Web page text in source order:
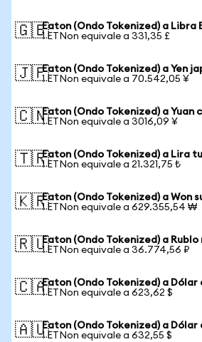
🇬🇧Eaton (Ondo Tokenized) a
1 ETNon equivale a 331,35 £
🇯🇵Eaton (Ondo Tokenized) a Yen
1 ETNon equivale a 70.542,05 ¥
🇨🇳Eaton (Ondo Tokenized) a Yuan
1 ETNon equivale a 3016,09 ¥
🇹🇷Eaton (Ondo Tokenized) a Lira
1 ETNon equivale a 21.321,75 ₺
🇰🇷Eaton (Ondo Tokenized) a Won
1 ETNon equivale a 629.355,54 ₩
🇷🇺Eaton (Ondo Tokenized) a Rublo
1 ETNon equivale a 36.774,56 ₽
🇨🇦Eaton (Ondo Tokenized) a Dólar
1 ETNon equivale a 623,62 $
🇦🇺Eaton (Ondo Tokenized) a
1 ETNon equivale a 632,55 $